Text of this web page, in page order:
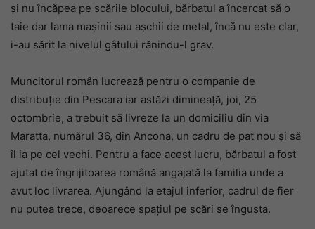
și nu încăpea pe scările blocului, bărbatul a încercat să o
taie dar lama mașinii sau așchii de metal, încă nu este clar,
i-au sărit la nivelul gâtului rănindu-l grav.
Muncitorul român lucrează pentru o companie de
distribuție din Pescara iar astăzi dimineață, joi, 25
octombrie, a trebuit să livreze la un domiciliu din via
Maratta, numărul 36, din Ancona, un cadru de pat nou și să
îl ia pe cel vechi. Pentru a face acest lucru, bărbatul a fost
ajutat de îngrijitoarea română angajată la familia unde a
avut loc livrarea. Ajungând la etajul inferior, cadrul de fier
nu putea trece, deoarece spațiul pe scări se îngusta.